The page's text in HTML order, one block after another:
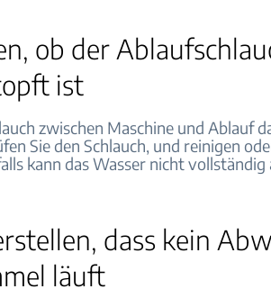
ob der
ist
zwischen Maschine und Ablauf
Sie den Schlauch, und reinigen
kann das Wasser nicht vollständig
dass kein
läuft